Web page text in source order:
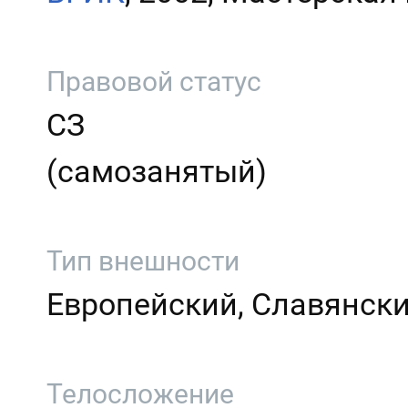
Правовой статус
СЗ
(самозанятый)
Тип внешности
Европейский,
Телосложение